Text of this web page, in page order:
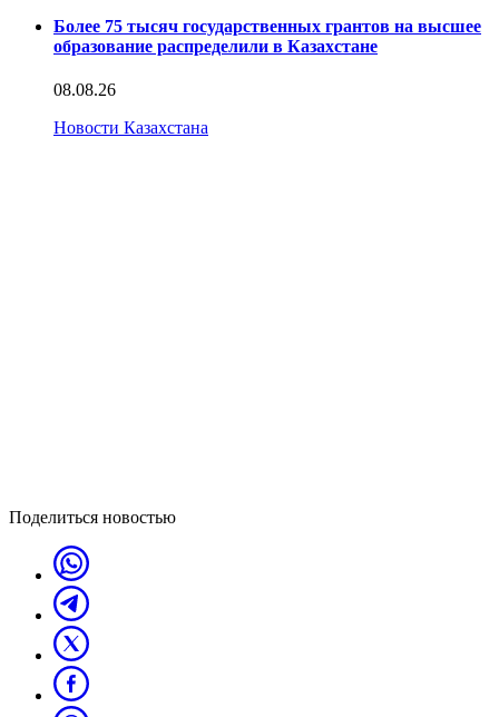
Более 75 тысяч государственных грантов на высшее
образование распределили в Казахстане
08.08.26
Новости Казахстана
Поделиться новостью